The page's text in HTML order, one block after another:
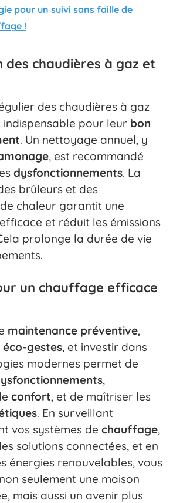
pour un suivi sans faille de
!
des chaudières à gaz et
des chaudières à gaz
pour leur bon
. Un nettoyage annuel, y
, est recommandé
dysfonctionnements. La
brûleurs et des
chaleur garantit une
et réduit les émissions
prolonge la durée de vie
un chauffage efficace
maintenance préventive,
éco-gestes, et investir dans
modernes permet de
,
confort, et de maîtriser les
. En surveillant
vos systèmes de chauffage,
solutions connectées, et en
énergies renouvelables, vous
seulement une maison
mais aussi un avenir plus